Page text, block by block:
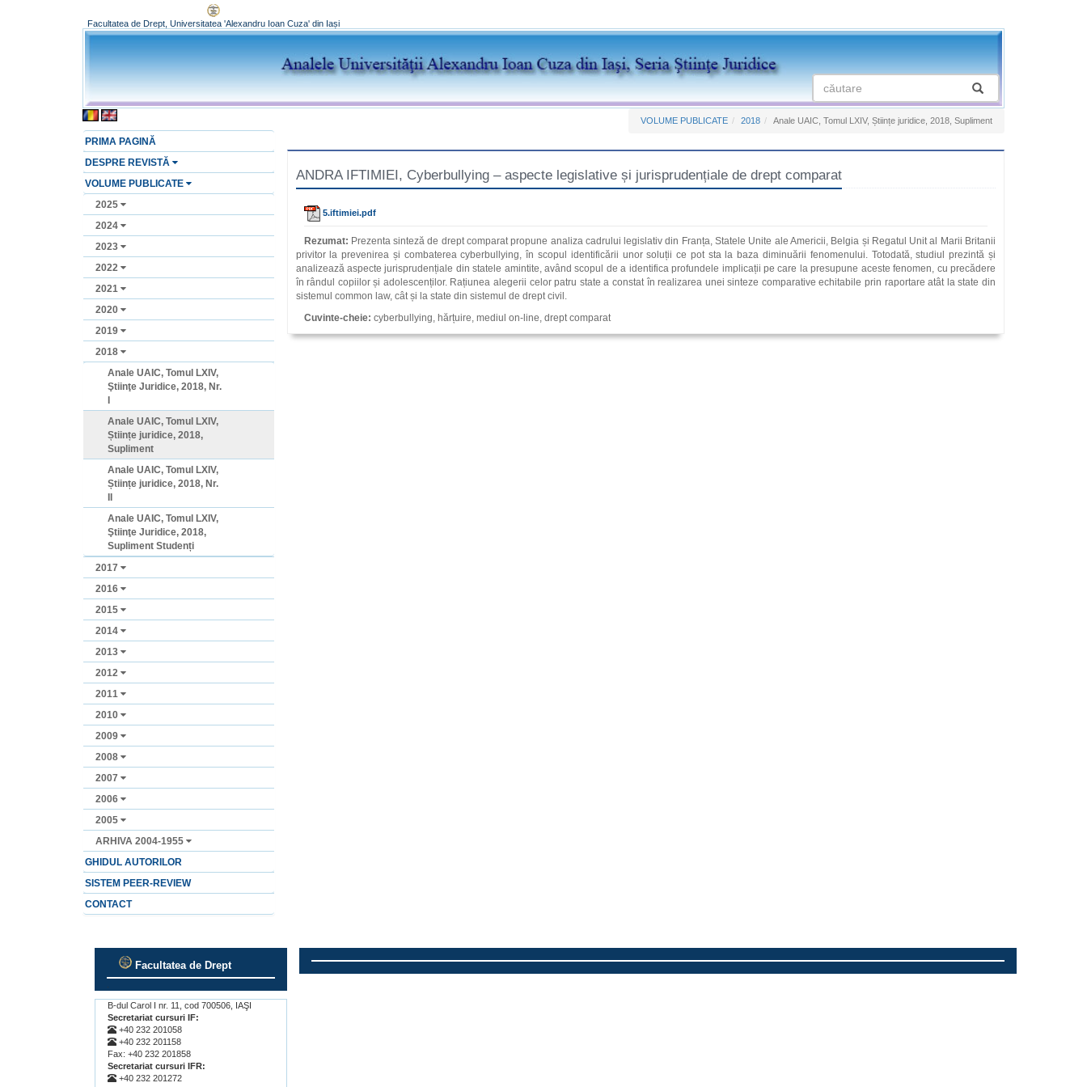
Facultatea de Drept, Universitatea 'Alexandru Ioan Cuza' din Iași
PRIMA PAGINĂ
DESPRE REVISTĂ
VOLUME PUBLICATE
2025
2024
2023
2022
2021
2020
2019
2018
Anale UAIC, Tomul LXIV,
Ştiinţe Juridice, 2018, Nr.
I
Anale UAIC, Tomul LXIV,
Științe juridice, 2018,
Supliment
Anale UAIC, Tomul LXIV,
Științe juridice, 2018, Nr.
II
Anale UAIC, Tomul LXIV,
Ştiinţe Juridice, 2018,
Supliment Studenți
2017
2016
2015
2014
2013
2012
2011
2010
2009
2008
2007
2006
2005
ARHIVA 2004-1955
GHIDUL AUTORILOR
SISTEM PEER-REVIEW
CONTACT
VOLUME PUBLICATE 2018 Anale UAIC, Tomul LXIV, Științe juridice, 2018, Supliment
ANDRA IFTIMIEI, Cyberbullying – aspecte legislative și jurisprudențiale de drept comparat
5.iftimiei.pdf
Rezumat: Prezenta sinteză de drept comparat propune analiza cadrului legislativ din Franța, Statele Unite ale Americii, Belgia și Regatul Unit al Marii Britanii
privitor la prevenirea și combaterea cyberbullying, în scopul identificării unor soluții ce pot sta la baza diminuării fenomenului. Totodată, studiul prezintă și
analizează aspecte jurisprudențiale din statele amintite, având scopul de a identifica profundele implicații pe care la presupune aceste fenomen, cu precădere
în rândul copiilor și adolescenților. Rațiunea alegerii celor patru state a constat în realizarea unei sinteze comparative echitabile prin raportare atât la state din
sistemul common law, cât și la state din sistemul de drept civil.
Cuvinte-cheie: cyberbullying, hărțuire, mediul on-line, drept comparat
Facultatea de Drept
B-dul Carol I nr. 11, cod 700506, IAŞI
Secretariat cursuri IF:
+40 232 201058
+40 232 201158
Fax: +40 232 201858
Secretariat cursuri IFR:
+40 232 201272